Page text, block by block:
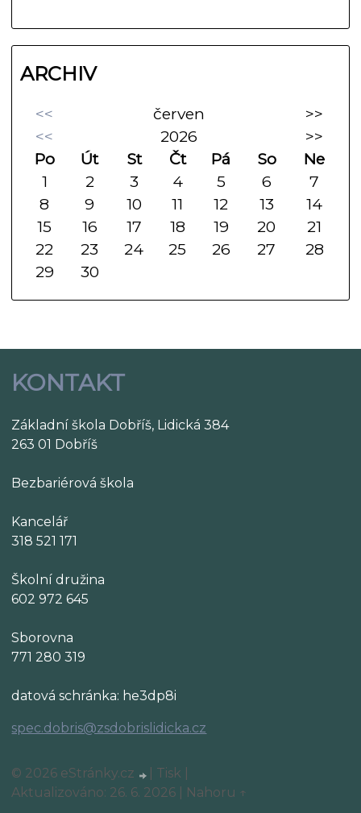
ARCHIV
<< červen
>>
<<
2026
>>
Po
Út St Čt Pá So
Ne
1
2 3 4 5 6
7
8
9 10 11 12 13
14
15
16 17 18 19 20
21
22
23 24 25 26 27
28
29
30
KONTAKT
Základní škola Dobříš, Lidická 384
263 01 Dobříš
Bezbariérová škola
Kancelář
318 521 171
Školní družina
602 972 645
Sborovna
771 280 319
datová schránka: he3dp8i
spec.dobris@zsdobrislidicka.cz
© 2026 eStránky.cz Tisk
Aktualizováno: 26. 6. 2026
Nahoru ↑